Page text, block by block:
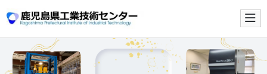
メ
鹿児島県工業技術センター公式サ